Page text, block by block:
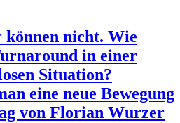
zum
passenden
Einstieg
Berlin
nicht. Wie
in einer
Situation?
eine neue Bewegung
von Florian Wurzer